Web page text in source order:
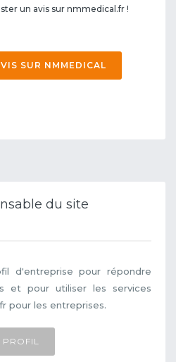
un avis sur nmmedical.fr !
SUR NMMEDICAL
du site
d'entreprise pour répondre
et pour utiliser les services
pour les entreprises.
PROFIL